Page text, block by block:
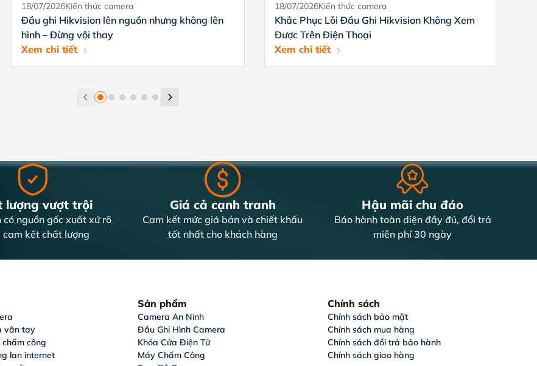
18/07/2026Kiến thức camera
Đầu ghi Hikvision lên nguồn nhưng không lên
hình – Đừng vội thay
Xem chi tiết
18/07/2026Kiến thức camera
Khắc Phục Lỗi Đầu Ghi Hikvision Không Xem
Được Trên Điện Thoại
Xem chi tiết
lượng vượt trội
có nguồn gốc xuất xứ rõ
cam kết chất lượng
Giá cả cạnh tranh
Cam kết mức giá bán và chiết khấu
tốt nhất cho khách hàng
Hậu mãi chu đáo
Bảo hành toàn diện đầy đủ, đổi trả
miễn phí 30 ngày
vân tay
công
lan internet
Sản phẩm
Camera An Ninh
Đầu Ghi Hình Camera
Khóa Cửa Điện Tử
Máy Chấm Công
Chính sách
Chính sách bảo mật
Chính sách mua hàng
Chính sách đổi trả bảo hành
Chính sách giao hàng